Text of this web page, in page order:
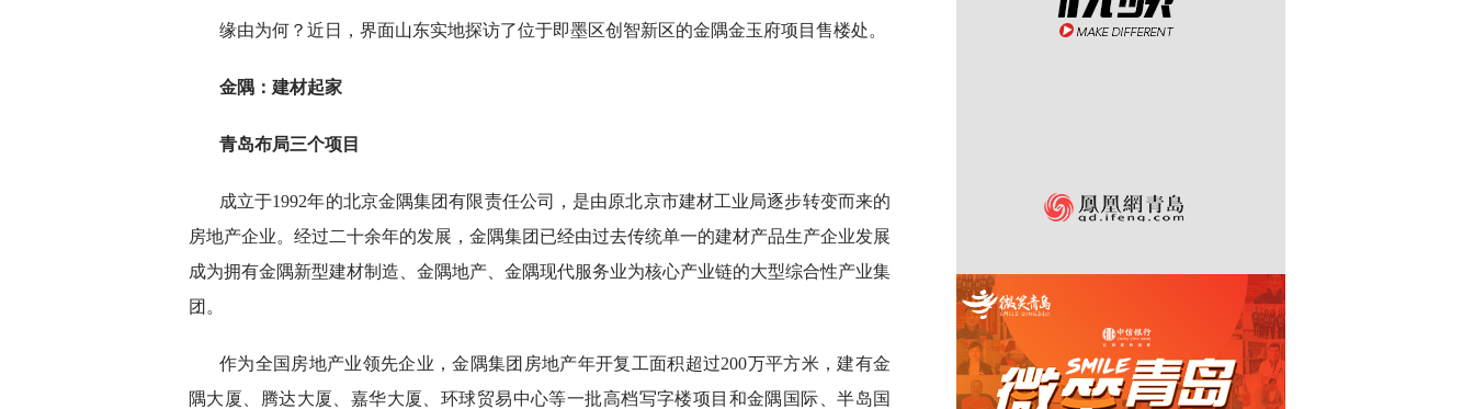
缘由为何？近日，界面山东实地探访了位于即墨区创智新区的金隅金玉府项目售楼处。
金隅：建材起家
青岛布局三个项目
成立于1992年的北京金隅集团有限责任公司，是由原北京市建材工业局逐步转变而来的
房地产企业。经过二十余年的发展，金隅集团已经由过去传统单一的建材产品生产企业发展
成为拥有金隅新型建材制造、金隅地产、金隅现代服务业为核心产业链的大型综合性产业集
团。
作为全国房地产业领先企业，金隅集团房地产年开复工面积超过200万平方米，建有金
隅大厦、腾达大厦、嘉华大厦、环球贸易中心等一批高档写字楼项目和金隅国际、半岛国